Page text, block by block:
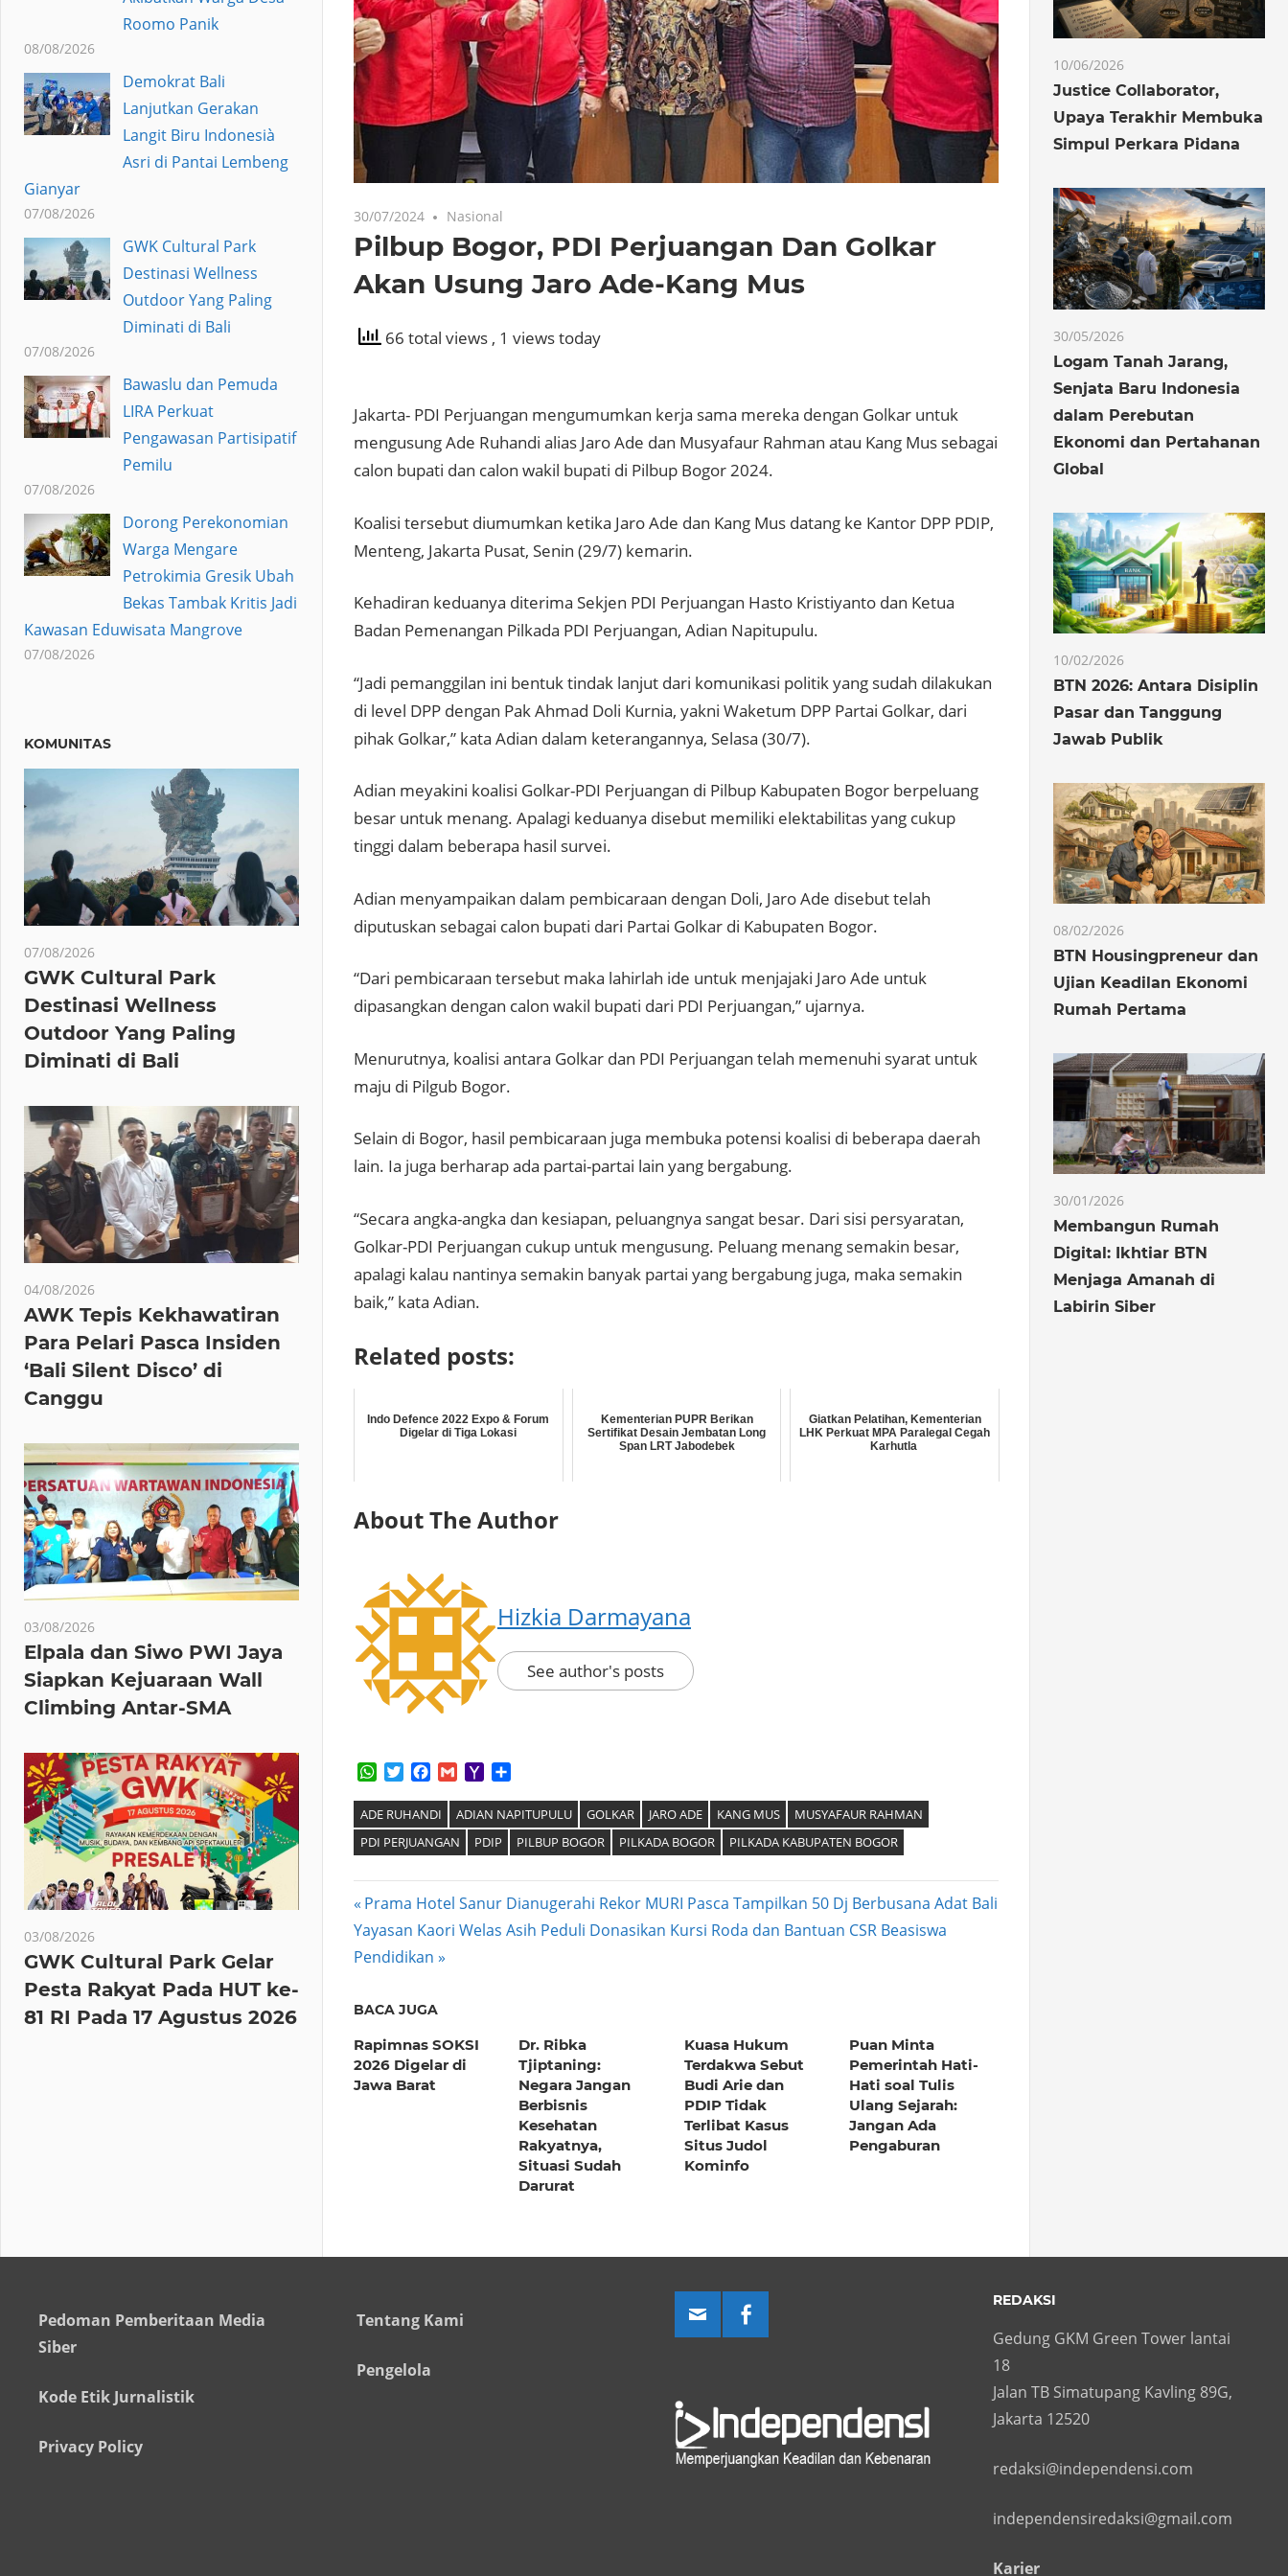
30/07/2024 Nasional
Pilbup Bogor, PDI Perjuangan Dan Golkar
Akan Usung Jaro Ade-Kang Mus
66 total views , 1 views today
Jakarta- PDI Perjuangan mengumumkan kerja sama mereka dengan Golkar untuk
mengusung Ade Ruhandi alias Jaro Ade dan Musyafaur Rahman atau Kang Mus sebagai
calon bupati dan calon wakil bupati di Pilbup Bogor 2024.
Koalisi tersebut diumumkan ketika Jaro Ade dan Kang Mus datang ke Kantor DPP PDIP,
Menteng, Jakarta Pusat, Senin (29/7) kemarin.
Kehadiran keduanya diterima Sekjen PDI Perjuangan Hasto Kristiyanto dan Ketua
Badan Pemenangan Pilkada PDI Perjuangan, Adian Napitupulu.
“Jadi pemanggilan ini bentuk tindak lanjut dari komunikasi politik yang sudah dilakukan
di level DPP dengan Pak Ahmad Doli Kurnia, yakni Waketum DPP Partai Golkar, dari
pihak Golkar,” kata Adian dalam keterangannya, Selasa (30/7).
Adian meyakini koalisi Golkar-PDI Perjuangan di Pilbup Kabupaten Bogor berpeluang
besar untuk menang. Apalagi keduanya disebut memiliki elektabilitas yang cukup
tinggi dalam beberapa hasil survei.
Adian menyampaikan dalam pembicaraan dengan Doli, Jaro Ade disebut telah
diputuskan sebagai calon bupati dari Partai Golkar di Kabupaten Bogor.
“Dari pembicaraan tersebut maka lahirlah ide untuk menjajaki Jaro Ade untuk
dipasangkan dengan calon wakil bupati dari PDI Perjuangan,” ujarnya.
Menurutnya, koalisi antara Golkar dan PDI Perjuangan telah memenuhi syarat untuk
maju di Pilgub Bogor.
Selain di Bogor, hasil pembicaraan juga membuka potensi koalisi di beberapa daerah
lain. Ia juga berharap ada partai-partai lain yang bergabung.
“Secara angka-angka dan kesiapan, peluangnya sangat besar. Dari sisi persyaratan,
Golkar-PDI Perjuangan cukup untuk mengusung. Peluang menang semakin besar,
apalagi kalau nantinya semakin banyak partai yang bergabung juga, maka semakin
baik,” kata Adian.
Related posts:
Indo Defence 2022 Expo & Forum
Digelar di Tiga Lokasi
Kementerian PUPR Berikan
Sertifikat Desain Jembatan Long
Span LRT Jabodebek
Giatkan Pelatihan, Kementerian
LHK Perkuat MPA Paralegal Cegah
Karhutla
About The Author
Hizkia Darmayana
See author's posts
WhatsApp
TwitterFacebook
GmailYahoo
ADE RUHANDI ADIAN NAPITUPULU GOLKAR JARO ADE KANG MUS
MUSYAFAUR RAHMAN
PDI PERJUANGAN
PDIP PILBUP BOGOR PILKADA BOGOR PILKADA KABUPATEN BOGOR
Post
navigation
Previous
Post:
Prama Hotel Sanur Dianugerahi Rekor MURI Pasca Tampilkan 50 Dj Berbusana Adat Bali
Next
Post:
Yayasan Kaori Welas Asih Peduli Donasikan Kursi Roda dan Bantuan CSR Beasiswa
Pendidikan
BACA JUGA
Rapimnas SOKSI
2026 Digelar di
Jawa Barat
Dr. Ribka
Tjiptaning:
Negara Jangan
Berbisnis
Kesehatan
Rakyatnya,
Situasi Sudah
Darurat
Kuasa Hukum
Terdakwa Sebut
Budi Arie dan
PDIP Tidak
Terlibat Kasus
Situs Judol
Kominfo
Puan Minta
Pemerintah Hati-
Hati soal Tulis
Ulang Sejarah:
Jangan Ada
Pengaburan
Roomo Panik
08/08/2026
Demokrat Bali
Lanjutkan Gerakan
Langit Biru Indonesià
Asri di Pantai Lembeng
Gianyar
07/08/2026
GWK Cultural Park
Destinasi Wellness
Outdoor Yang Paling
Diminati di Bali
07/08/2026
Bawaslu dan Pemuda
LIRA Perkuat
Pengawasan Partisipatif
Pemilu
07/08/2026
Dorong Perekonomian
Warga Mengare
Petrokimia Gresik Ubah
Bekas Tambak Kritis Jadi
Kawasan Eduwisata Mangrove
07/08/2026
KOMUNITAS
07/08/2026
GWK Cultural Park
Destinasi Wellness
Outdoor Yang Paling
Diminati di Bali
04/08/2026
AWK Tepis Kekhawatiran
Para Pelari Pasca Insiden
‘Bali Silent Disco’ di
Canggu
03/08/2026
Elpala dan Siwo PWI Jaya
Siapkan Kejuaraan Wall
Climbing Antar-SMA
03/08/2026
GWK Cultural Park Gelar
Pesta Rakyat Pada HUT ke-
81 RI Pada 17 Agustus 2026
10/06/2026
Justice Collaborator,
Upaya Terakhir Membuka
Simpul Perkara Pidana
30/05/2026
Logam Tanah Jarang,
Senjata Baru Indonesia
dalam Perebutan
Ekonomi dan Pertahanan
Global
10/02/2026
BTN 2026: Antara Disiplin
Pasar dan Tanggung
Jawab Publik
08/02/2026
BTN Housingpreneur dan
Ujian Keadilan Ekonomi
Rumah Pertama
30/01/2026
Membangun Rumah
Digital: Ikhtiar BTN
Menjaga Amanah di
Labirin Siber
Pedoman Pemberitaan Media
Siber
Kode Etik Jurnalistik
Privacy Policy
Tentang Kami
Pengelola
REDAKSI
Gedung GKM Green Tower lantai
18
Jalan TB Simatupang Kavling 89G,
Jakarta 12520
redaksi@independensi.com
independensiredaksi@gmail.com
Karier